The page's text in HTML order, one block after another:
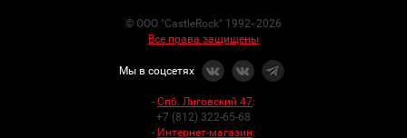
© ООО "CastleRock" 1992- 2026
Все права защищены
Мы в соцсетях
- Спб. Лиговский 47:
+7 (812) 322-65-68
- Интернет-магазин: